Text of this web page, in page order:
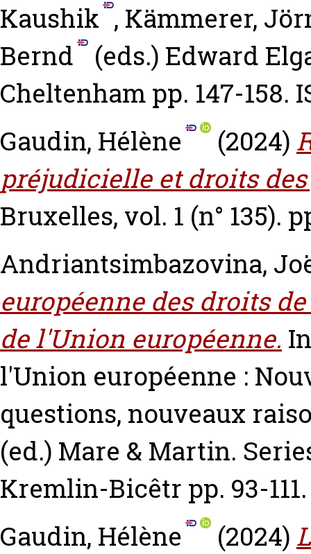
Kaushik , Kämmerer,
Bernd
(eds.) Edward
Cheltenham pp. 147-158.
Gaudin, Hélène
(2024)
préjudicielle et droits
Bruxelles, vol. 1 (n° 135).
Andriantsimbazovina,
européenne des droits
de l'Union européenne.
l'Union européenne :
questions, nouveaux
(ed.) Mare & Martin.
Kremlin-Bicêtr pp. 93-111.
Gaudin, Hélène
(2024)